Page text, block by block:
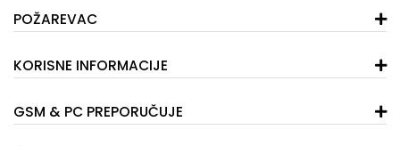
POŽAREVAC
KORISNE INFORMACIJE
GSM & PC PREPORUČUJE